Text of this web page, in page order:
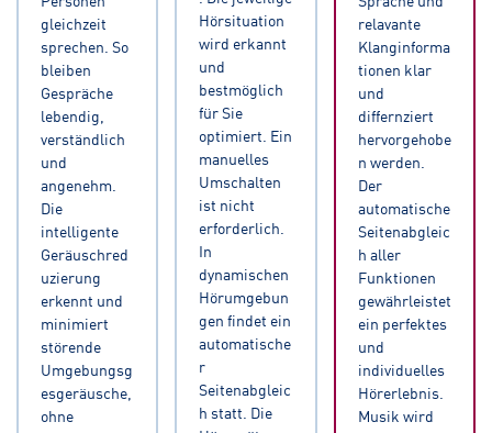
gleichzeit
sprechen. So
bleiben
Gespräche
lebendig,
verständlich
und
angenehm.
Die
intelligente
Geräuschred
uzierung
erkennt und
minimiert
störende
Umgebungsg
esgeräusche,
ohne
Hörsituation
wird erkannt
und
bestmöglich
für Sie
optimiert. Ein
manuelles
Umschalten
ist nicht
erforderlich.
In
dynamischen
Hörumgebun
gen findet ein
automatische
r
Seitenabgleic
h statt. Die
relavante
Klanginforma
tionen klar
und
differnziert
hervorgehobe
n werden.
Der
automatische
Seitenabgleic
h aller
Funktionen
gewährleistet
ein perfektes
und
individuelles
Hörerlebnis.
Musik wird